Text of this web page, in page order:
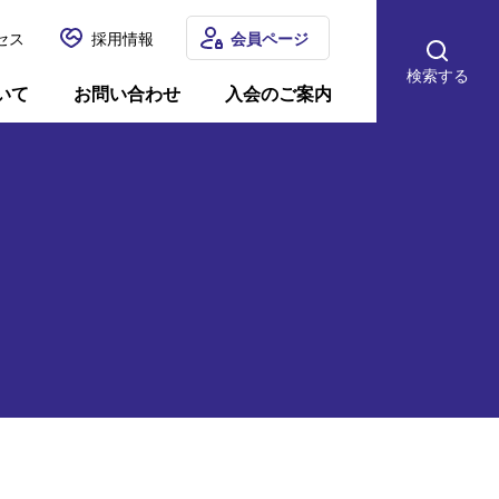
ス 採用情報
て お問い合わせ 入会のご案内
会員ページ
検索する